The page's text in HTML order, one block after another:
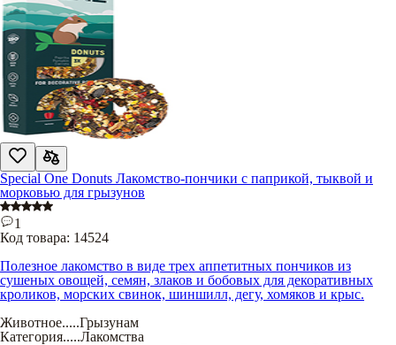
Special One Donuts Лакомство-пончики с паприкой, тыквой и
морковью для грызунов
1
Код товара: 14524
Полезное лакомство в виде трех аппетитных пончиков из
сушеных овощей, семян, злаков и бобовых для декоративных
кроликов, морских свинок, шиншилл, дегу, хомяков и крыс.
Животное.....Грызунам
Категория.....Лакомства